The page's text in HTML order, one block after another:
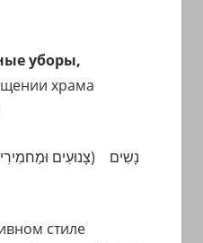
уборы,
храма
צָנוּעִים וּמַחמִירִים)
נָשִים
стиле